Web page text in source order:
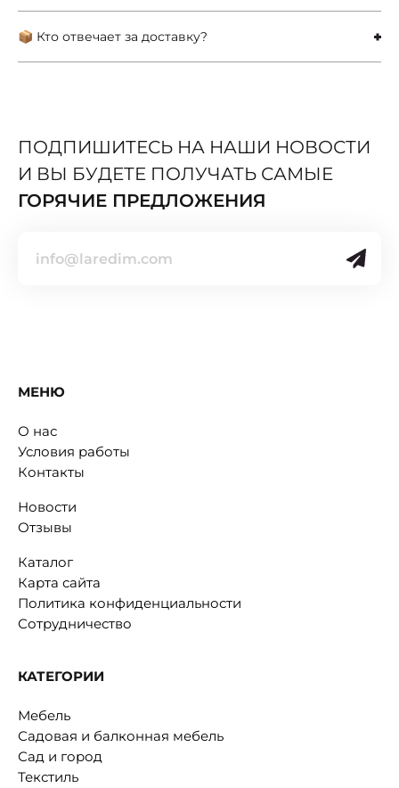
📦 Кто отвечает за доставку?
ПОДПИШИТЕСЬ НА НАШИ НОВОСТИ
И ВЫ БУДЕТЕ ПОЛУЧАТЬ САМЫЕ
ГОРЯЧИЕ ПРЕДЛОЖЕНИЯ
МЕНЮ
О нас
Условия работы
Контакты
Новости
Отзывы
Каталог
Карта сайта
Политика конфиденциальности
Сотрудничество
КАТЕГОРИИ
Мебель
Садовая и балконная мебель
Сад и город
Текстиль